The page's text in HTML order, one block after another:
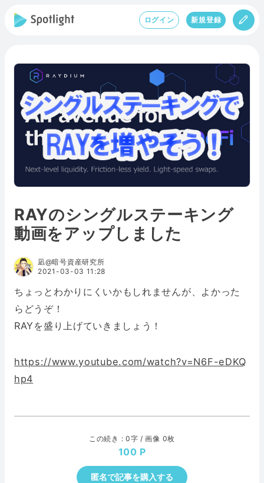
ログイン 新規登録
RAYのシングルステーキング
動画をアップしました
凪@暗号資産研究所
2021-03-03 11:28
ちょっとわかりにくいかもしれませんが、よかった
らどうぞ！
RAYを盛り上げていきましょう！
https://www.youtube.com/watch?v=N6F-eDKQ
hp4
この続き : 0字 / 画像 0枚
100
匿名で記事を購入する